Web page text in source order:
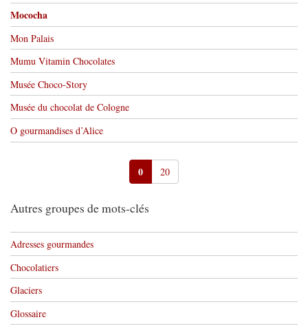
Mococha
Mon Palais
Mumu Vitamin Chocolates
Musée Choco-Story
Musée du chocolat de Cologne
O gourmandises d’Alice
0 20
Autres groupes de mots-clés
Adresses gourmandes
Chocolatiers
Glaciers
Glossaire